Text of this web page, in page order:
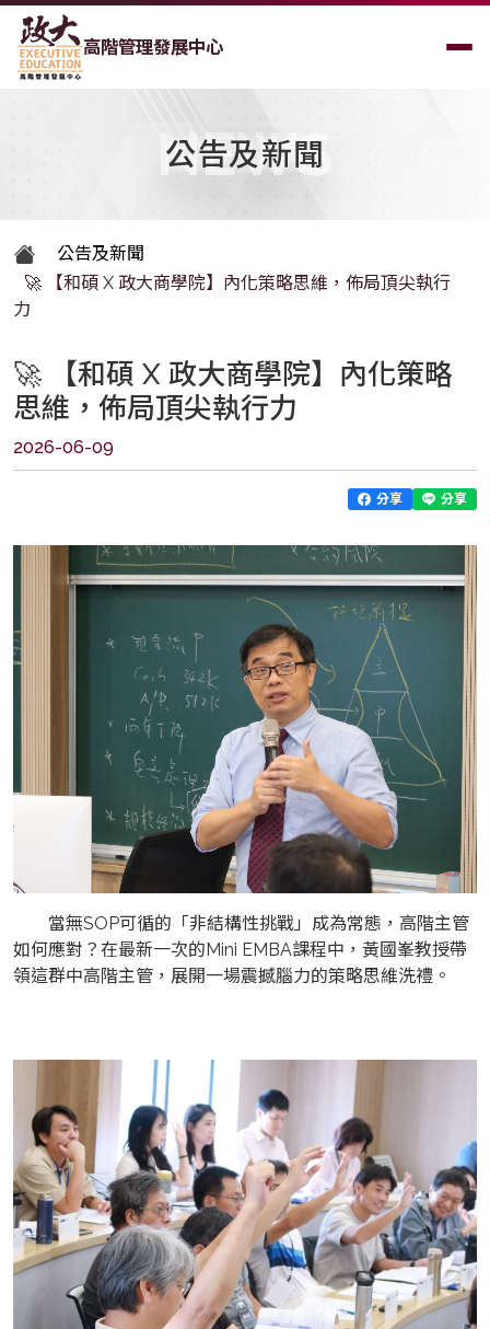
高階管理發展中心
公告及新聞
NEWS
公告及新聞
🚀 【和碩 X 政大商學院】內化策略思維，佈局頂尖執行
力
🚀 【和碩 X 政大商學院】內化策略
思維，佈局頂尖執行力
2026-06-09
分享 分享
當無SOP可循的「非結構性挑戰」成為常態，高階主管
如何應對？在最新一次的Mini EMBA課程中，黃國峯教授帶
領這群中高階主管，展開一場震撼腦力的策略思維洗禮。